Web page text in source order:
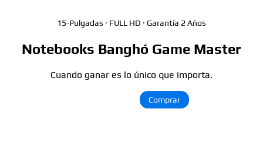
15-Pulgadas · FULL HD · Garantía 2 Años
Notebooks Banghó Game Master
Cuando ganar es lo único que importa.
Comprar